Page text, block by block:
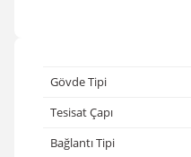
Gövde Tipi
Tesisat Çapı
Bağlantı Tipi